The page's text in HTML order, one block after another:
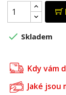
 Skladem
Kdy vám
Jaké jsou